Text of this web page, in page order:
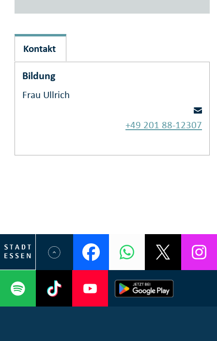
Kontakt
Bildung
Frau Ullrich
+49 201 88-12307